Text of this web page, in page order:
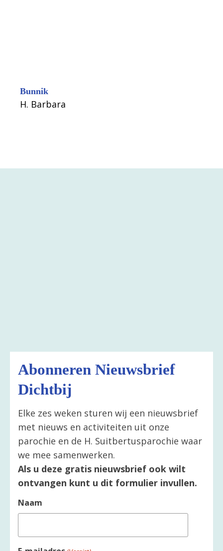
Bunnik
H. Barbara
Abonneren Nieuwsbrief
Dichtbij
Elke zes weken sturen wij een nieuwsbrief
met nieuws en activiteiten uit onze
parochie en de H. Suitbertusparochie waar
we mee samenwerken.
Als u deze gratis nieuwsbrief ook wilt
ontvangen kunt u dit formulier invullen.
Naam